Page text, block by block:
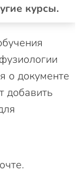
курсы.
о документе